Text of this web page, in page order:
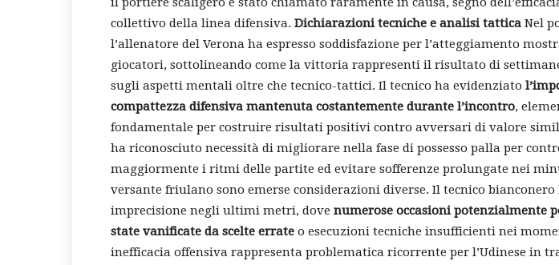
collettivo della linea difensiva. Dichiarazioni tecniche e analisi tattica Nel
l’allenatore del Verona ha espresso soddisfazione per l’atteggiamento
giocatori, sottolineando come la vittoria rappresenti il risultato di
sugli aspetti mentali oltre che tecnico-tattici. Il tecnico ha evidenziato
compattezza difensiva mantenuta costantemente durante l’incontro,
fondamentale per costruire risultati positivi contro avversari di valore
ha riconosciuto necessità di migliorare nella fase di possesso palla per
maggiormente i ritmi delle partite ed evitare sofferenze prolungate nei
versante friulano sono emerse considerazioni diverse. Il tecnico
imprecisione negli ultimi metri, dove numerose occasioni potenzialmente
state vanificate da scelte errate o esecuzioni tecniche insufficienti nei
inefficacia offensiva rappresenta problematica ricorrente per l’Udinese in